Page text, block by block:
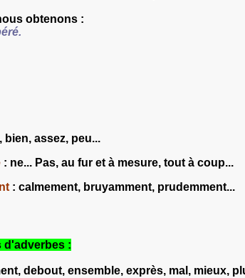
obtenons :
bien, assez, peu...
: ne... Pas, au fur et à mesure, tout à coup...
: calmement, bruyamment, prudemment...
d'adverbes :
debout, ensemble, exprès, mal, mieux,